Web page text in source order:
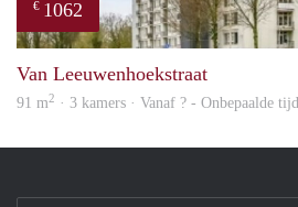
€ 1062
Van Leeuwenhoekstraat
91 m2 · 3 kamers · Vanaf ? - Onbepaalde tijd